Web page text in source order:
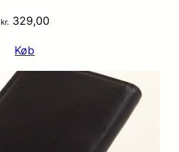
kr.329,00
Køb